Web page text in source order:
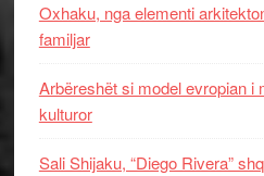
Oxhaku, nga elementi
familjar
Arbëreshët si model evropian i
kulturor
Sali Shijaku, “Diego Rivera”